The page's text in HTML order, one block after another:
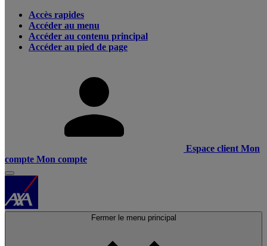
Accès rapides
Accéder au menu
Accéder au contenu principal
Accéder au pied de page
Espace client Mon
compte Mon compte
Fermer le menu principal